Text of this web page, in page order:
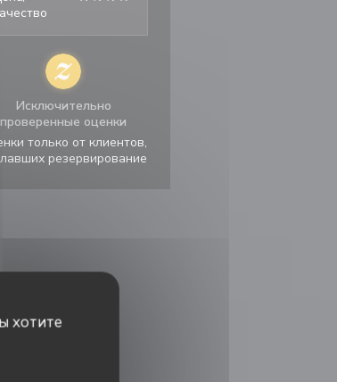
хотите
Исключительно
проверенные оценки
только от клиентов,
резервирование